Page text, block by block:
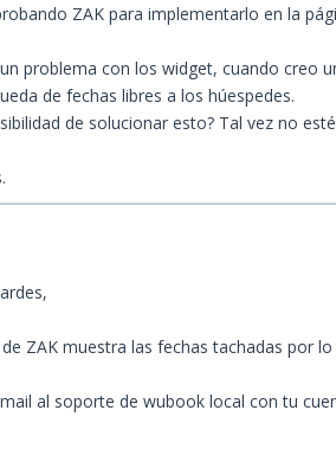
ZAK para implementarlo en la
problema con los widget, cuando creo
de fechas libres a los húespedes.
de solucionar esto? Tal vez no
ZAK muestra las fechas tachadas por
al soporte de wubook local con tu